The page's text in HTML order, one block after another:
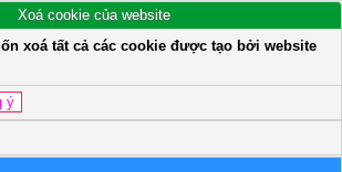
Xoá cookie của website
xoá tất cả các cookie được tạo bởi website